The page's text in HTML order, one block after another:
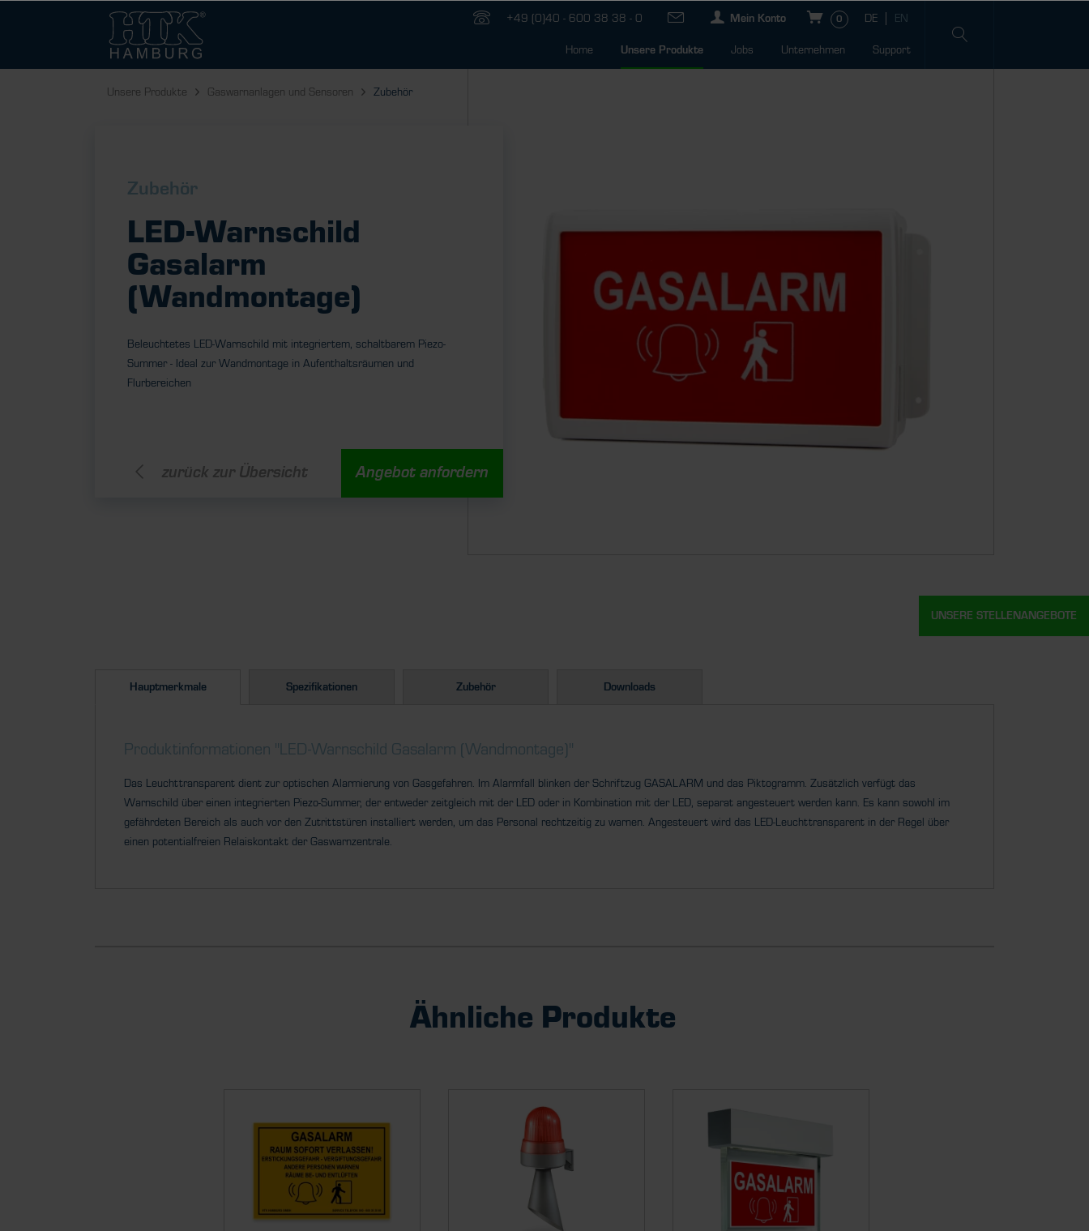
+49 (0)40 - 600 38 38 - 0 Mein Konto 0
Home Unsere Produkte Jobs Unternehmen Support
Unsere Produkte Gaswarnanlagen und Sensoren Zubehör
Zubehör
LED-Warnschild
Gasalarm
(Wandmontage)
Beleuchtetes LED-Warnschild mit integriertem, schaltbarem Piezo-
Summer - Ideal zur Wandmontage in Aufenthaltsräumen und
Flurbereichen
zurück zur Übersicht Angebot anfordern
Hauptmerkmale Spezifikationen Zubehör Downloads
Produktinformationen "LED-Warnschild Gasalarm (Wandmontage)"
Das Leuchttransparent dient zur optischen Alarmierung von Gasgefahren. Im Alarmfall blinken der Schriftzug GASALARM und das Piktogramm. Zusätzlich verfügt das
Warnschild über einen integrierten Piezo-Summer, der entweder zeitgleich mit der LED oder in Kombination mit der LED, separat angesteuert werden kann. Es kann sowohl im
gefährdeten Bereich als auch vor den Zutrittstüren installiert werden, um das Personal rechtzeitig zu warnen. Angesteuert wird das LED-Leuchttransparent in der Regel über
einen potentialfreien Relaiskontakt der Gaswarnzentrale.
Ähnliche Produkte
UNSERE STELLENANGEBOTE